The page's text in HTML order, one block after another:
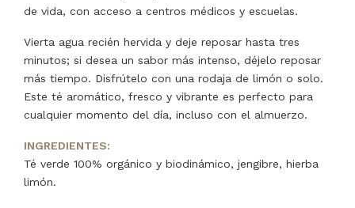
de vida, con acceso a centros médicos y escuelas.
Vierta agua recién hervida y deje reposar hasta tres
minutos; si desea un sabor más intenso, déjelo reposar
más tiempo. Disfrútelo con una rodaja de limón o solo.
Este té aromático, fresco y vibrante es perfecto para
cualquier momento del día, incluso con el almuerzo.
INGREDIENTES:
Té verde 100% orgánico y biodinámico, jengibre, hierba
limón.